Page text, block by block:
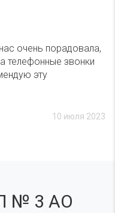
очень порадовала,
телефонные звонки
эту
10 июля 2023
№ 3 АО